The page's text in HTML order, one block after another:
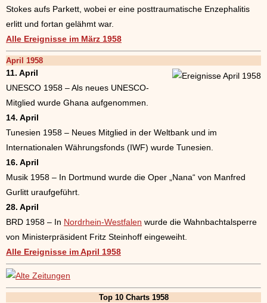
Stokes aufs Parkett, wobei er eine posttraumatische Enzephalitis
erlitt und fortan gelähmt war.
Alle Ereignisse im März 1958
April 1958
11. April
UNESCO 1958 – Als neues UNESCO-
Mitglied wurde Ghana aufgenommen.
14. April
Tunesien 1958 – Neues Mitglied in der Weltbank und im
Internationalen Währungsfonds (IWF) wurde Tunesien.
16. April
Musik 1958 – In Dortmund wurde die Oper „Nana“ von Manfred
Gurlitt uraufgeführt.
28. April
BRD 1958 – In Nordrhein-Westfalen wurde die Wahnbachtalsperre
von Ministerpräsident Fritz Steinhoff eingeweiht.
Alle Ereignisse im April 1958
Top 10 Charts 1958